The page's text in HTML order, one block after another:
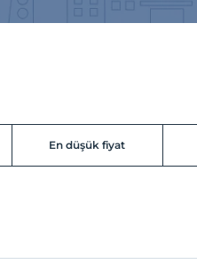
En düşük fiyat